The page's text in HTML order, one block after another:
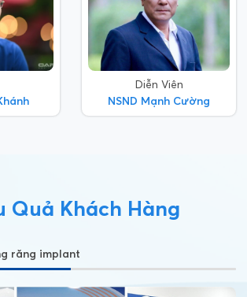
Diễn Viên
NSND Mạnh Cường
Quả Khách Hàng
răng implant